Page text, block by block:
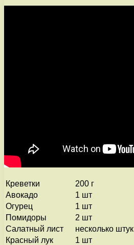
Креветки
200 г
Авокадо
1 шт
Огурец
1 шт
Помидоры
2 шт
Салатный лист
несколько штук
Красный лук
1 шт